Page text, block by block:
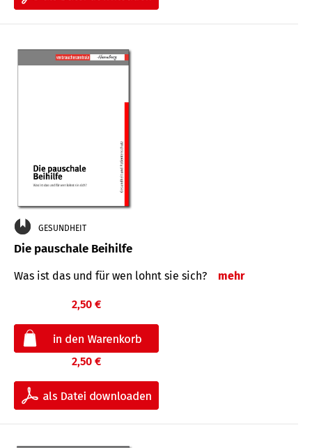
GESUNDHEIT
Die pauschale Beihilfe
Was ist das und für wen lohnt sie sich? mehr
2,50 €
2,50 €